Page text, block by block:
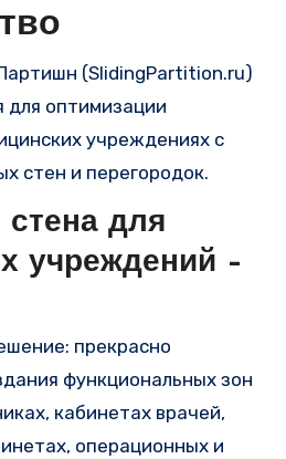
для оптимизации
учреждениях с
стен и перегородок.
для
учреждений –
прекрасно
функциональных зон
кабинетах врачей,
операционных и